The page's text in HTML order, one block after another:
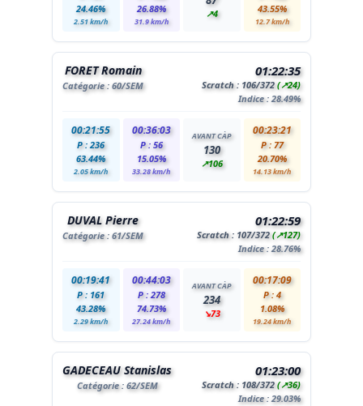
24.46%
2.51 km/h
26.88%
31.9 km/h
↗4
43.55%
12.7 km/h
FORET Romain
Catégorie : 60/SEM
01:22:35
Scratch : 106/372(↗24)
Indice : 28.49%
00:21:55
P : 236
63.44%
2.05 km/h
00:36:03
P : 56
15.05%
33.28 km/h
AVANT CÀP
130
↗106
00:23:21
P : 77
20.70%
14.13 km/h
DUVAL Pierre
Catégorie : 61/SEM
01:22:59
Scratch : 107/372(↗127)
Indice : 28.76%
00:19:41
P : 161
43.28%
2.29 km/h
00:44:03
P : 278
74.73%
27.24 km/h
AVANT CÀP
234
↘73
00:17:09
P : 4
1.08%
19.24 km/h
GADECEAU Stanislas
Catégorie : 62/SEM
01:23:00
Scratch : 108/372(↗36)
Indice : 29.03%